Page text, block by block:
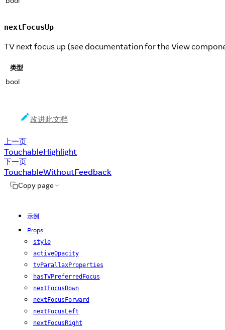
nextFocusUp
TV next focus up (see documentation for the View
类型
bool
改进此文档
上一页
TouchableHighlight
下一页
TouchableWithoutFeedback
Copy page
示例
Props
style
activeOpacity
tvParallaxProperties
hasTVPreferredFocus
nextFocusDown
nextFocusForward
nextFocusLeft
nextFocusRight